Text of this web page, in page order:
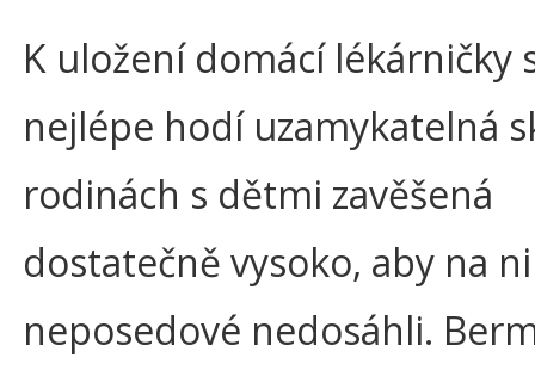
K uložení domácí lékárničky
nejlépe hodí uzamykatelná
rodinách s dětmi zavěšená
dostatečně vysoko, aby na
neposedové nedosáhli.